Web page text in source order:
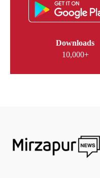
Downloads
10,000+